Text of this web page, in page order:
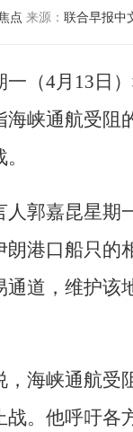
点 来源： 联合早报中
一（4月13日
海峡通航受阻
人郭嘉昆星期
朗港口船只的
通道，维护该
，海峡通航受
战。他呼吁各